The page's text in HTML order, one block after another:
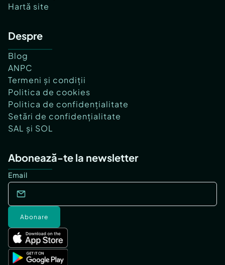
Hartă site
Despre
Blog
ANPC
Termeni și condiții
Politica de cookies
Politica de confidențialitate
Setări de confidențialitate
SAL și SOL
Abonează-te la newsletter
Email
Abonare